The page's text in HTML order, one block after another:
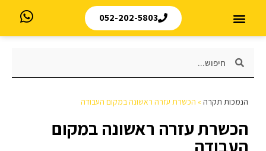
052-202-5803
הנמכות תקרה» הכשרת עזרה ראשונה במקום העבודה
הכשרת עזרה ראשונה במקום
העבודה